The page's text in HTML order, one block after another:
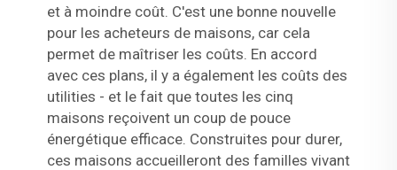
et à moindre coût. C'est une bonne nouvelle
pour les acheteurs de maisons, car cela
permet de maîtriser les coûts. En accord
avec ces plans, il y a également les coûts des
utilities - et le fait que toutes les cinq
maisons reçoivent un coup de pouce
énergétique efficace. Construites pour durer,
ces maisons accueilleront des familles vivant